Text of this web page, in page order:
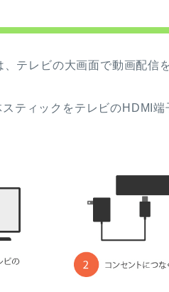
、テレビの大画面で動画配信
ティックをテレビのHDMI端